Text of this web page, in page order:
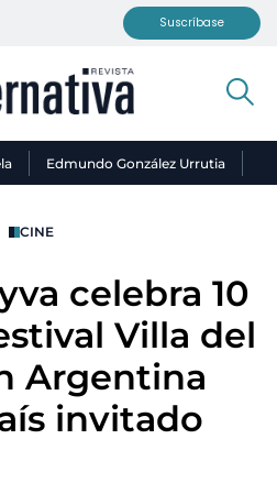
Suscríbase
Edmundo González Urrutia
CINE
celebra 10
Villa del
Argentina
invitado